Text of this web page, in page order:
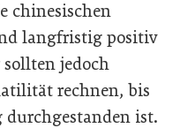
chinesischen
langfristig positiv
jedoch
rechnen, bis
ist.